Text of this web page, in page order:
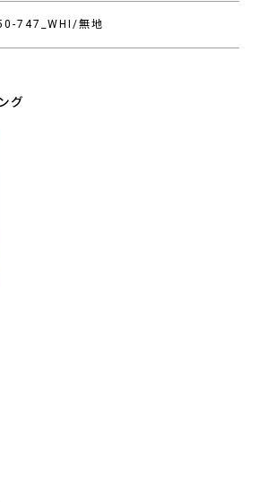
747_WHI/無地
グ